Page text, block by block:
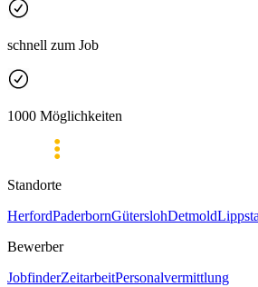
schnell zum Job
1000 Möglichkeiten
Standorte
HerfordPaderbornGüterslohDetmold
Bewerber
JobfinderZeitarbeitPersonalvermittlung